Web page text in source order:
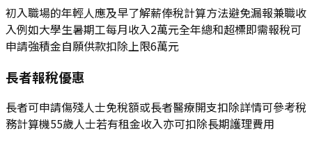
初入職場的年輕人應及早了解薪俸稅計算方法避免漏報兼職收
入例如大學生暑期工每月收入2萬元全年總和超標即需報稅可
申請強積金自願供款扣除上限6萬元
長者報稅優惠
長者可申請傷殘人士免稅額或長者醫療開支扣除詳情可參考稅
務計算機55歲人士若有租金收入亦可扣除長期護理費用